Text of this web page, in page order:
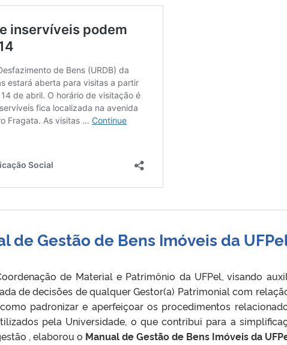
de Gestão de Bens Imóveis da
de Material e Patrimônio da UFPel, visando
de decisões de qualquer Gestor(a) Patrimonial com
padronizar e aperfeiçoar os procedimentos
pela Universidade, o que contribui para a
, elaborou o Manual de Gestão de Bens Imóveis da